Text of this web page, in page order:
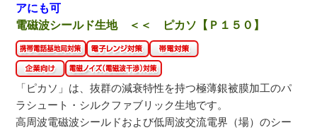
アにも可
電磁波シールド生地 ＜＜ ピカソ【Ｐ１５０】
「ピカソ」は、抜群の減衰特性を持つ極薄銀被膜加工のパ
ラシュート・シルクファブリック生地です。
高周波電磁波シールドおよび低周波交流電界（場）のシー